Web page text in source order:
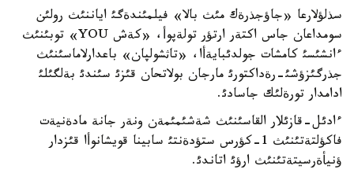
سذلؤلارعا «جاؤجذرةك مئث بالا» فيلمئندةگئ اياننئث رولئن
سومداعان جاس اكتةر ارتؤر تولةپوأ، «كةش YOU» توبئنئث
ءانشئسئ كامشات جولدئبايةأا، «تاثشولپان» باعدارلاماسئنئث
جذرگئزؤشئ-رةداكتورئ مارجان بولاتحان قئزئ سئندئ بةلگئلئ
ادامدار تورةلئك جاسادئ.
ءادئل-قازئلار القاسئنئث شةشئمئمةن ونةر جانة مادةنيةت
فاكؤلتةتئنئث 1-كؤرس ستؤدةنتئ سابينا قويشانوأا قئزدار
ؤنيأةرسيتةتئنئث ارؤئ اتاندئ.